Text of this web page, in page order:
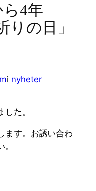
4年
りの日」
i nyheter
した。
ます。お誘い合わ